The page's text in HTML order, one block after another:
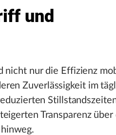
und
nicht nur die Effizienz
Zuverlässigkeit im
Transparenz über